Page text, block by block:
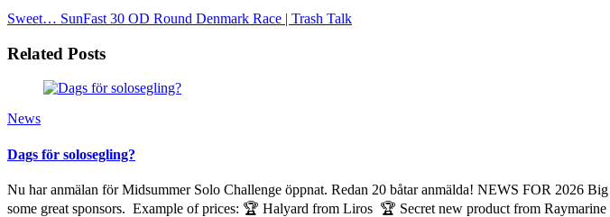
Sweet… SunFast 30 OD Round Denmark Race | Trash Talk
Related Posts
News
Dags för solosegling?
Nu har anmälan för Midsummer Solo Challenge öppnat. Redan 20 båtar anmälda! NEWS FOR 2026
some great sponsors. Example of prices: 🏆 Halyard from Liros 🏆 Secret new product from